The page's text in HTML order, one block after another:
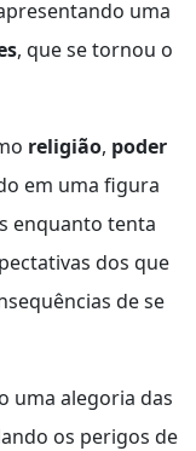
uma
, que se tornou o
religião, poder
em uma figura
enquanto tenta
dos que
de se
uma alegoria das
os perigos de